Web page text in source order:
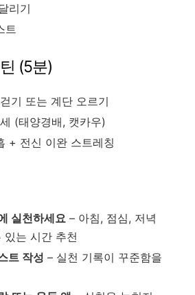
리기
트
(5분)
기 또는 계단 오르기
(태양경배, 캣카우)
+ 전신 이완 스트레칭
실천하세요 – 아침, 점심, 저녁
있는 시간 추천
트 작성 – 실천 기록이 꾸준함을